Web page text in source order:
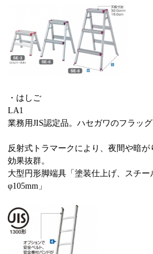
・はしご
LA1
業務用JIS認定品。ハセガワのフラッ
反射式トラマークにより、夜間や暗
効果抜群。
大型円形脚端具「塗装仕上げ、スチー
φ105mm」